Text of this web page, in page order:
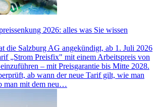
2026: alles was Sie wissen
die Salzburg AG angekündigt, ab 1. Juli 2026
„Strom Preisfix" mit einem Arbeitspreis von
– mit Preisgarantie bis Mitte 2028.
ab wann der neue Tarif gilt, wie man
man mit dem neu…